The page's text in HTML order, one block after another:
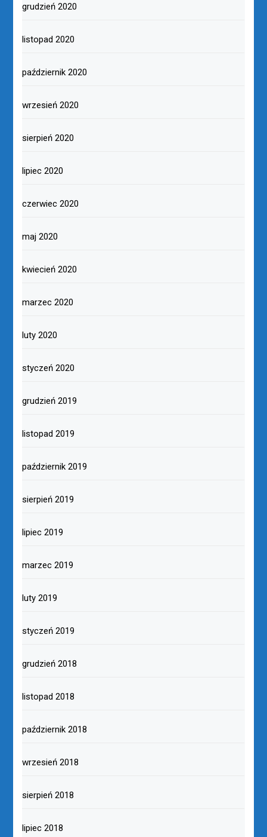
grudzień 2020
listopad 2020
październik 2020
wrzesień 2020
sierpień 2020
lipiec 2020
czerwiec 2020
maj 2020
kwiecień 2020
marzec 2020
luty 2020
styczeń 2020
grudzień 2019
listopad 2019
październik 2019
sierpień 2019
lipiec 2019
marzec 2019
luty 2019
styczeń 2019
grudzień 2018
listopad 2018
październik 2018
wrzesień 2018
sierpień 2018
lipiec 2018